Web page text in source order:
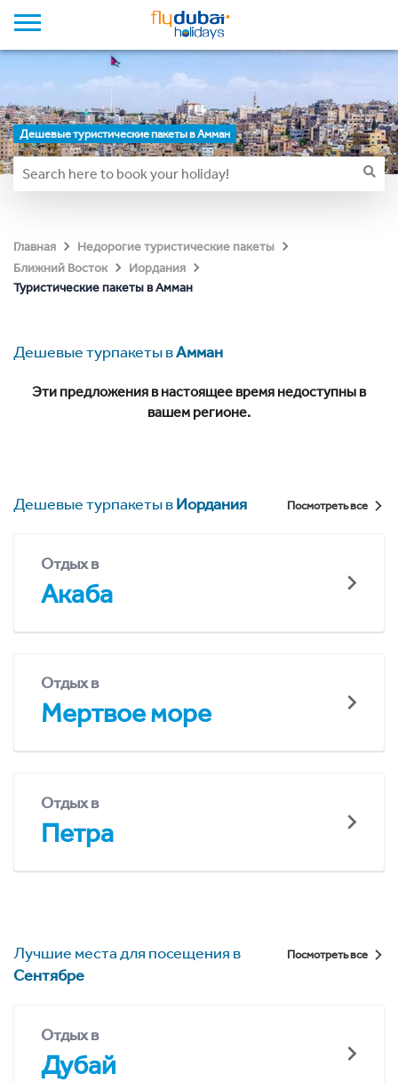
Дешевые туристические пакеты в Амман
Главная
Недорогие туристические пакеты
Ближний Восток
Иордания
Туристические пакеты в Амман
Дешевые турпакеты вАмман
Эти предложения в настоящее время недоступны в
вашем регионе.
Дешевые турпакеты вИордания Посмотреть все
Отдых в
Акаба
Отдых в
Мертвое море
Отдых в
Петра
Лучшие места для посещения в
Сентябре
Посмотреть все
Отдых в
Дубай